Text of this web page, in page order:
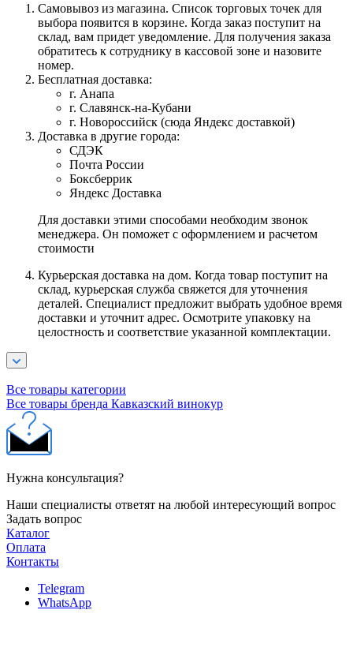
Самовывоз из магазина. Список торговых точек для
выбора появится в корзине. Когда заказ поступит на
склад, вам придет уведомление. Для получения заказа
обратитесь к сотруднику в кассовой зоне и назовите
номер.
Бесплатная доставка:
г. Анапа
г. Славянск-на-Кубани
г. Новороссийск (сюда Яндекс доставкой)
Доставка в другие города:
СДЭК
Почта России
Боксберрик
Яндекс Доставка
Для доставки этими способами необходим звонок
менеджера. Он поможет с оформлением и расчетом
стоимости
Курьерская доставка на дом. Когда товар поступит на
склад, курьерская служба свяжется для уточнения
деталей. Специалист предложит выбрать удобное время
доставки и уточнит адрес. Осмотрите упаковку на
целостность и соответствие указанной комплектации.
Все товары категории
Все товары бренда Кавказский винокур
Нужна консультация?
Наши специалисты ответят на любой интересующий вопрос
Задать вопрос
Каталог
Оплата
Контакты
Telegram
WhatsApp